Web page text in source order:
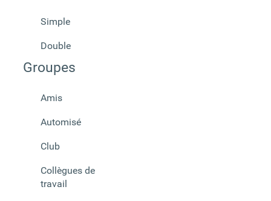
Simple
Double
Groupes
Amis
Automisé
Club
Collègues de
travail